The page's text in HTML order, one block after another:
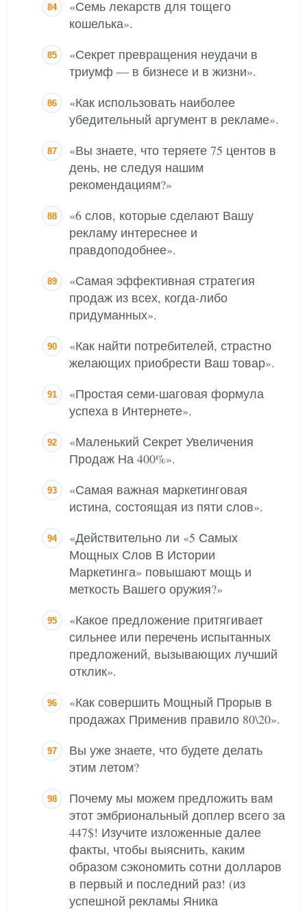
«Семь лекарств для тощего
кошелька».
«Секрет превращения неудачи в
триумф — в бизнесе и в жизни».
«Как использовать наиболее
убедительный аргумент в рекламе».
«Вы знаете, что теряете 75 центов в
день, не следуя нашим
рекомендациям?»
«6 слов, которые сделают Вашу
рекламу интереснее и
правдоподобнее».
«Самая эффективная стратегия
продаж из всех, когда-либо
придуманных».
«Как найти потребителей, страстно
желающих приобрести Ваш товар».
«Простая семи-шаговая формула
успеха в Интернете».
«Маленький Секрет Увеличения
Продаж На 400%».
«Самая важная маркетинговая
истина, состоящая из пяти слов».
«Действительно ли «5 Самых
Мощных Слов В Истории
Маркетинга» повышают мощь и
меткость Вашего оружия?»
«Какое предложение притягивает
сильнее или перечень испытанных
предложений, вызывающих лучший
отклик».
«Как совершить Мощный Прорыв в
продажах Применив правило 80\20».
Вы уже знаете, что будете делать
этим летом?
Почему мы можем предложить вам
этот эмбриональный доплер всего за
447$! Изучите изложенные далее
факты, чтобы выяснить, каким
образом сэкономить сотни долларов
в первый и последний раз! (из
успешной рекламы Яника